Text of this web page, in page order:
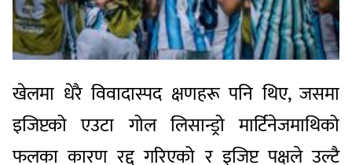
खेलमा धेरै विवादास्पद क्षणहरू पनि थिए, जसमा
इजिप्टको एउटा गोल लिसान्ड्रो मार्टिनेजमाथिको
फलका कारण रद्द गरिएको र इजिप्ट पक्षले उल्टै